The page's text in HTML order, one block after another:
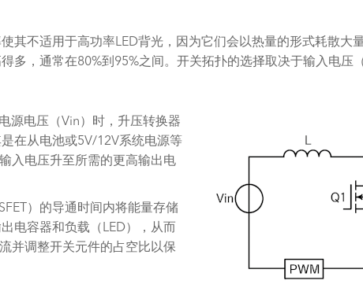
其不适用于高功率LED背光，因为它们会以热量的形式耗散大
多，通常在80%到95%之间。开关拓扑的选择取决于输入电压
源电压（Vin）时，升压转换器
在从电池或5V/12V系统电源等
入电压升至所需的更高输出电
）的导通时间内将能量存储
电容器和负载（LED），从而
并调整开关元件的占空比以保